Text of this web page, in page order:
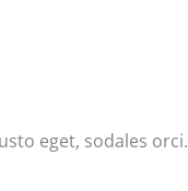
eget, sodales orci.